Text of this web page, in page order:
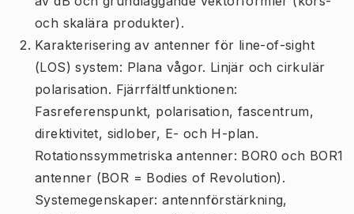
och skalära produkter).
Karakterisering av antenner för line-of-sight
(LOS) system: Plana vågor. Linjär och cirkulär
polarisation. Fjärrfältfunktionen:
Fasreferenspunkt, polarisation, fascentrum,
direktivitet, sidlober, E- och H-plan.
Rotationssymmetriska antenner: BOR0 och BOR1
antenner (BOR = Bodies of Revolution).
Systemegenskaper: antennförstärkning,